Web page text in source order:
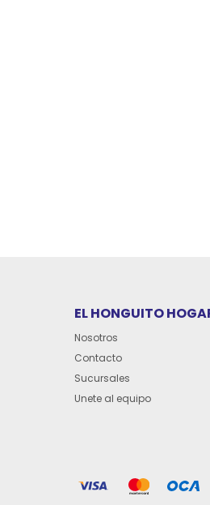
EL HONGUITO
Nosotros
Contacto
Sucursales
Unete al equipo